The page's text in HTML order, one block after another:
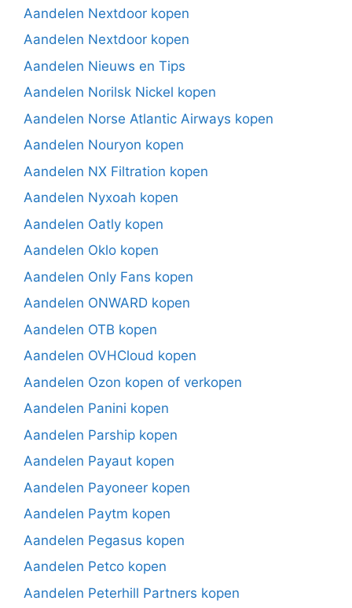
Aandelen Nextdoor kopen
Aandelen Nextdoor kopen
Aandelen Nieuws en Tips
Aandelen Norilsk Nickel kopen
Aandelen Norse Atlantic Airways kopen
Aandelen Nouryon kopen
Aandelen NX Filtration kopen
Aandelen Nyxoah kopen
Aandelen Oatly kopen
Aandelen Oklo kopen
Aandelen Only Fans kopen
Aandelen ONWARD kopen
Aandelen OTB kopen
Aandelen OVHCloud kopen
Aandelen Ozon kopen of verkopen
Aandelen Panini kopen
Aandelen Parship kopen
Aandelen Payaut kopen
Aandelen Payoneer kopen
Aandelen Paytm kopen
Aandelen Pegasus kopen
Aandelen Petco kopen
Aandelen Peterhill Partners kopen